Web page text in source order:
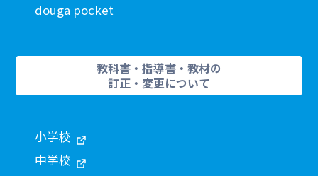
douga pocket
教科書・指導書・教材の
訂正・変更について
小学校
中学校